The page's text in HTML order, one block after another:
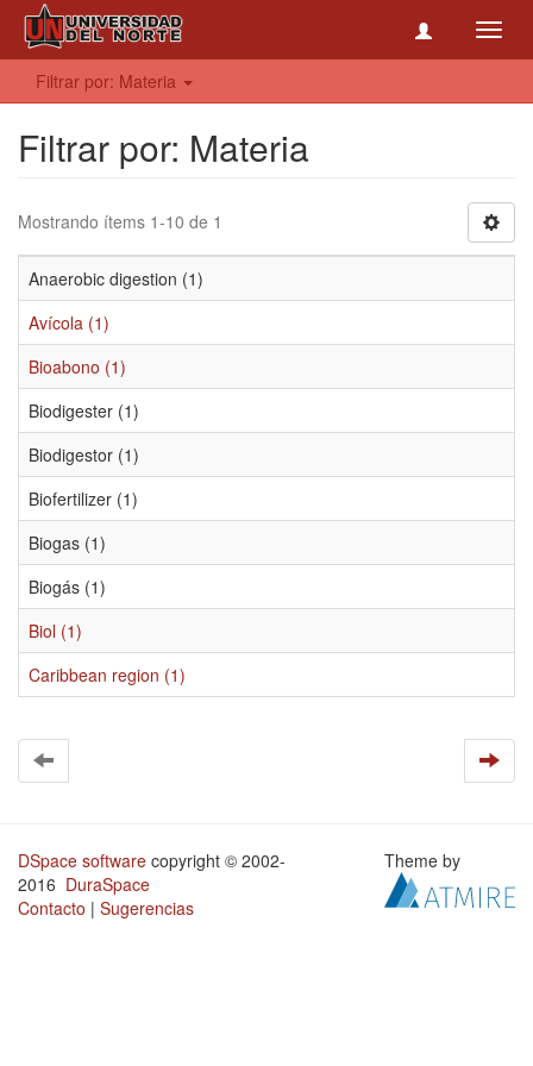
Filtrar por: Materia
Filtrar por: Materia
Mostrando ítems 1-10 de 1
Anaerobic digestion (1)
Avícola (1)
Bioabono (1)
Biodigester (1)
Biodigestor (1)
Biofertilizer (1)
Biogas (1)
Biogás (1)
Biol (1)
Caribbean region (1)
DSpace software copyright © 2002-
2016 DuraSpace
Contacto | Sugerencias
Theme by